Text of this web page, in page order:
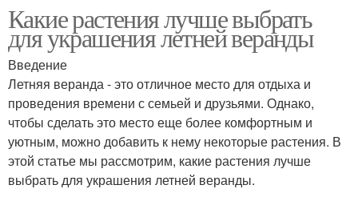
Какие растения лучше выбрать
для украшения летней веранды
Введение
Летняя веранда - это отличное место для отдыха и
проведения времени с семьей и друзьями. Однако,
чтобы сделать это место еще более комфортным и
уютным, можно добавить к нему некоторые растения. В
этой статье мы рассмотрим, какие растения лучше
выбрать для украшения летней веранды.